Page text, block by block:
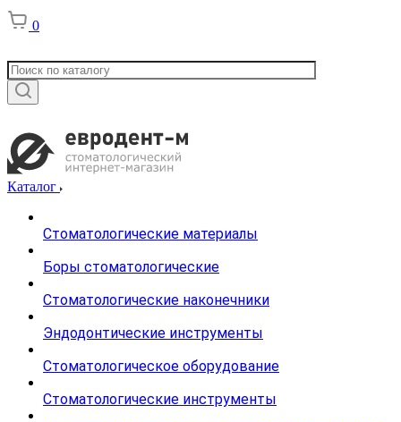
0
Каталог
Стоматологические материалы
Боры стоматологические
Стоматологические наконечники
Эндодонтические инструменты
Стоматологическое оборудование
Стоматологические инструменты